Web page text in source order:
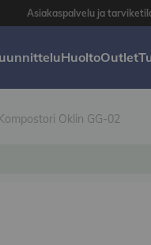
Asiakaspalvelu ja
HuoltoOutlet
Oklin GG-02